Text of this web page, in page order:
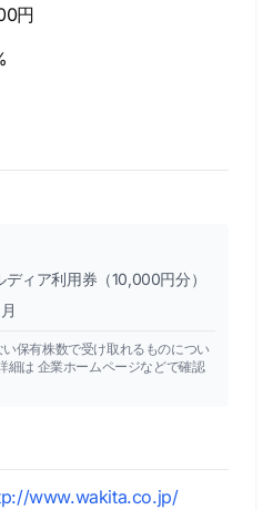
円
ディア利用券（10,000円分）
保有株数で受け取れるものについ
細は 企業ホームページなどで確認
www.wakita.co.jp/